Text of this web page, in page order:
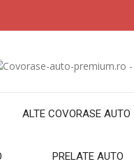
ALTE COVORASE AUTO
PRELATE AUTO